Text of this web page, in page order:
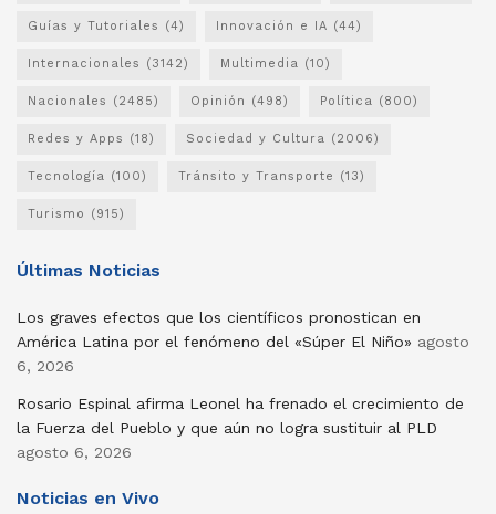
Guías y Tutoriales (4) Innovación e IA (44)
Internacionales (3142) Multimedia (10)
Nacionales (2485) Opinión (498) Política (800)
Redes y Apps (18) Sociedad y Cultura (2006)
Tecnología (100) Tránsito y Transporte (13)
Turismo (915)
Últimas Noticias
Los graves efectos que los científicos pronostican en
América Latina por el fenómeno del «Súper El Niño» agosto
6, 2026
Rosario Espinal afirma Leonel ha frenado el crecimiento de
la Fuerza del Pueblo y que aún no logra sustituir al PLD
agosto 6, 2026
Noticias en Vivo